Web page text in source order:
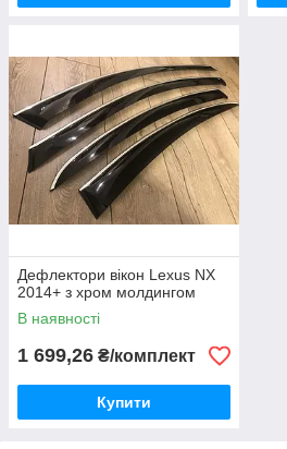
Дефлектори вікон Lexus NX
2014+ з хром молдингом
В наявності
1 699,26 ₴/комплект
Купити